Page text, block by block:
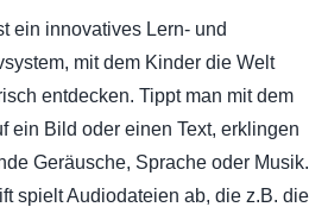
ein innovatives Lern- und
mit dem Kinder die Welt
entdecken. Tippt man mit dem
ein Bild oder einen Text, erklingen
Geräusche, Sprache oder Musik.
spielt Audiodateien ab, die z.B. die